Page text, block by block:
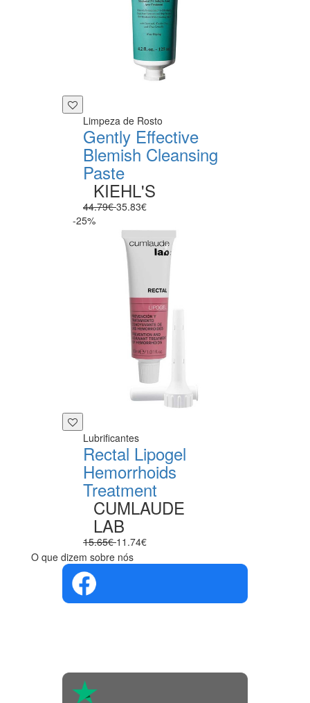
Limpeza de Rosto
Gently Effective
Blemish Cleansing
Paste
KIEHL'S
44.79€35.83€
-25%
Lubrificantes
Rectal Lipogel
Hemorrhoids
Treatment
CUMLAUDE
LAB
15.65€11.74€
O que dizem sobre nós